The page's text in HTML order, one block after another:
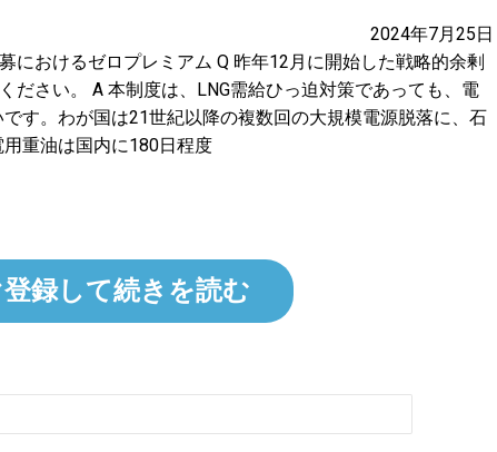
2024年7月25日
におけるゼロプレミアム Q 昨年12月に開始した戦略的余剰
ださい。 A 本制度は、LNG需給ひっ迫対策であっても、電
す。わが国は21世紀以降の複数回の大規模電源脱落に、石
重油は国内に180日程度
録して続きを読む